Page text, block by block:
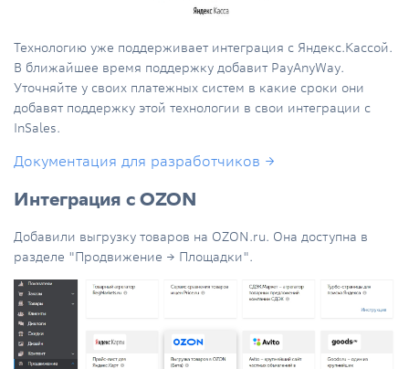
Технологию уже поддерживает интеграция с Яндекс.Кассой.
В ближайшее время поддержку добавит PayAnyWay.
Уточняйте у своих платежных систем в какие сроки они
добавят поддержку этой технологии в свои интеграции с
InSales.
Документация для разработчиков →
Интеграция с OZON
Добавили выгрузку товаров на OZON.ru. Она доступна в
разделе "Продвижение → Площадки".